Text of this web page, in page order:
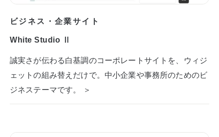
ビジネス・企業サイト
White Studio Ⅱ
誠実さが伝わる白基調のコーポレートサイトを、ウィジ
ェットの組み替えだけで。中小企業や事務所のためのビ
ジネステーマです。 ＞